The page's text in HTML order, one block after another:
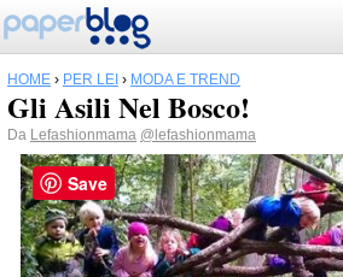
HOME › PER LEI › MODA E TREND
Gli Asili Nel Bosco!
Da Lefashionmama @lefashionmama
Save